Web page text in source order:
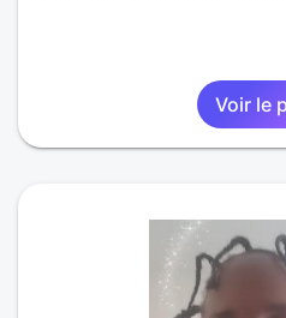
Voir le